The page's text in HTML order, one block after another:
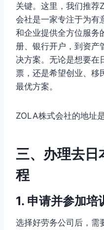
关键。这里，我们推
会社是一家专注于为有
和企业提供全方位服务
册、银行开户，到资产
决方案。无论是想要在
票，还是希望创业、移
最优方案。
ZOLA株式会社的地址
三、办理去日
程
1. 申请并参加培
选择好劳务公司后，需